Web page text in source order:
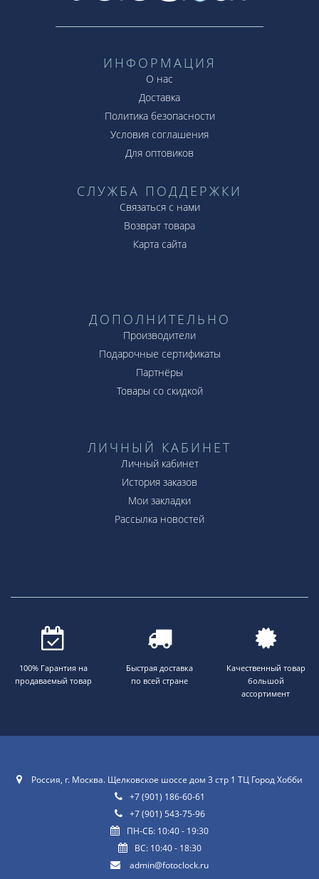
ИНФОРМАЦИЯ
О нас
Доставка
Политика безопасности
Условия соглашения
Для оптовиков
СЛУЖБА ПОДДЕРЖКИ
Связаться с нами
Возврат товара
Карта сайта
ДОПОЛНИТЕЛЬНО
Производители
Подарочные сертификаты
Партнёры
Товары со скидкой
ЛИЧНЫЙ КАБИНЕТ
Личный кабинет
История заказов
Мои закладки
Рассылка новостей
100% Гарантия на
продаваемый товар
Быстрая доставка
по всей стране
Качественный товар
большой
ассортимент
Россия, г. Москва. Щелковское шоссе дом 3 стр 1 ТЦ Город Хобби
+7 (901) 186-60-61
+7 (901) 543-75-96
ПН-СБ: 10:40 - 19:30
ВС: 10:40 - 18:30
admin@fotoclock.ru